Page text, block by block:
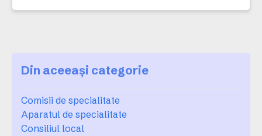
Din aceeași categorie
Comisii de specialitate
Aparatul de specialitate
Consiliul local